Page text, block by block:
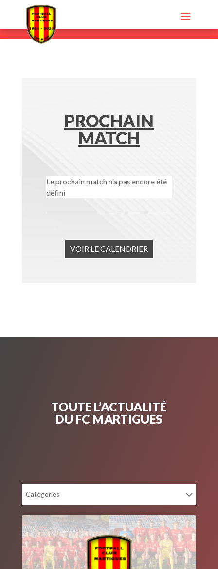
PROCHAIN
MATCH
Le prochain match n'a pas encore été
défini
VOIR LE CALENDRIER
TOUTE L’ACTUALITÉ
DU FC MARTIGUES
Catégories